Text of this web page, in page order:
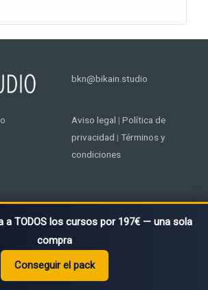
bkn@bikain.studio
Aviso legal | Política de
privacidad | Términos y
condiciones
- 2026 © Bikain Studio SL
a TODOS los cursos por 197€ — una sola
compra
Conseguir el pack